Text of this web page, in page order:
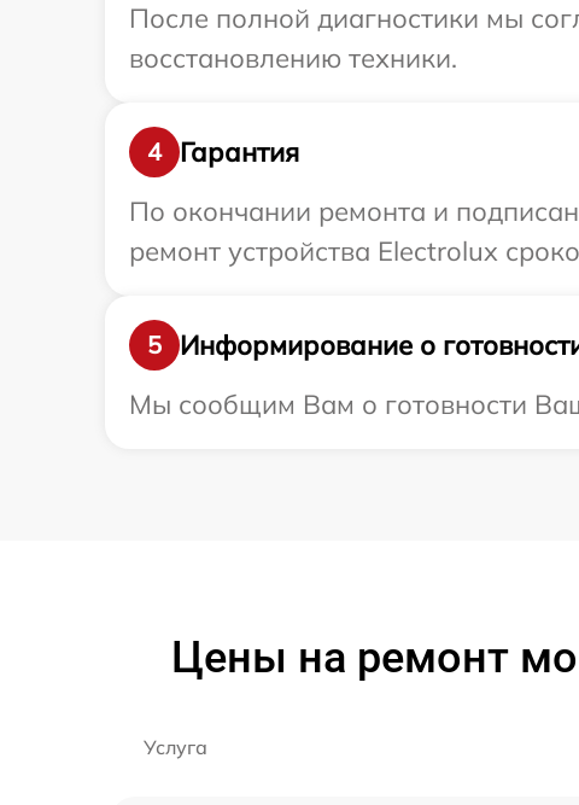
После полной диагностики мы
восстановлению техники.
4
Гарантия
По окончании ремонта и
ремонт устройства Electrolux
5
Информирование о
Мы сообщим Вам о готовности
Цены на ремонт
Услуга